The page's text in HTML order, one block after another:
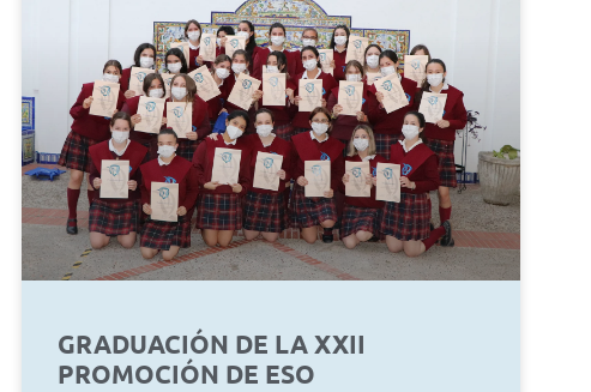
GRADUACIÓN DE LA XXII
PROMOCIÓN DE ESO